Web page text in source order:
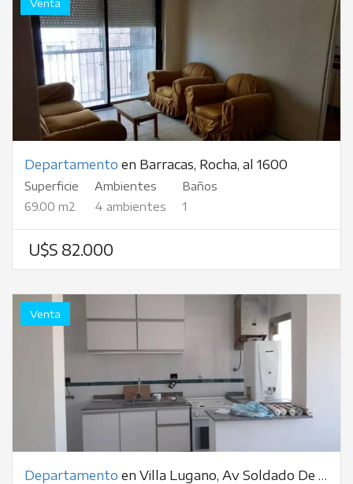
Venta
Departamento en Barracas, Rocha, al 1600
Superficie
69.00 m2
Ambientes
4 ambientes
Baños
1
U$S 82.000
Venta
Departamento en Villa Lugano, Av Soldado De La Frontera, al 5000